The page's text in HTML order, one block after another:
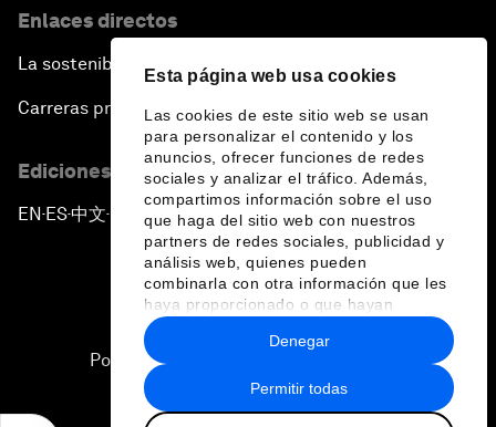
Esta página web usa cookies
Las cookies de este sitio web se usan
para personalizar el contenido y los
anuncios, ofrecer funciones de redes
sociales y analizar el tráfico. Además,
compartimos información sobre el uso
que haga del sitio web con nuestros
partners de redes sociales, publicidad y
análisis web, quienes pueden
combinarla con otra información que les
haya proporcionado o que hayan
recopilado a partir del uso que haya
hecho de sus servicios.
Permitir todas
Denegar
Enlaces directos
La sostenibilidad en el Foro
Carreras profesionales
Ediciones en otros idiomas
EN ▪ES▪中文▪ 日本語
Política de privacidad y normas de uso
Sitemap